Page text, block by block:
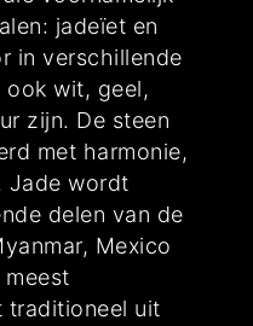
jadeïet en
in verschillende
ook wit, geel,
zijn. De steen
met harmonie,
Jade wordt
delen van de
Mexico
traditioneel uit